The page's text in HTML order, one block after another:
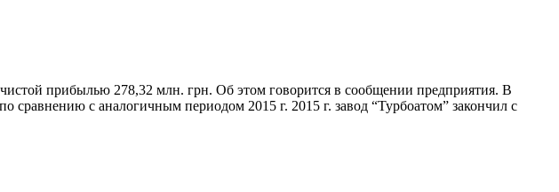
прибылью 278,32 млн. грн. Об этом говорится в сообщении предприятия. В
с аналогичным периодом 2015 г. 2015 г. завод “Турбоатом” закончил с